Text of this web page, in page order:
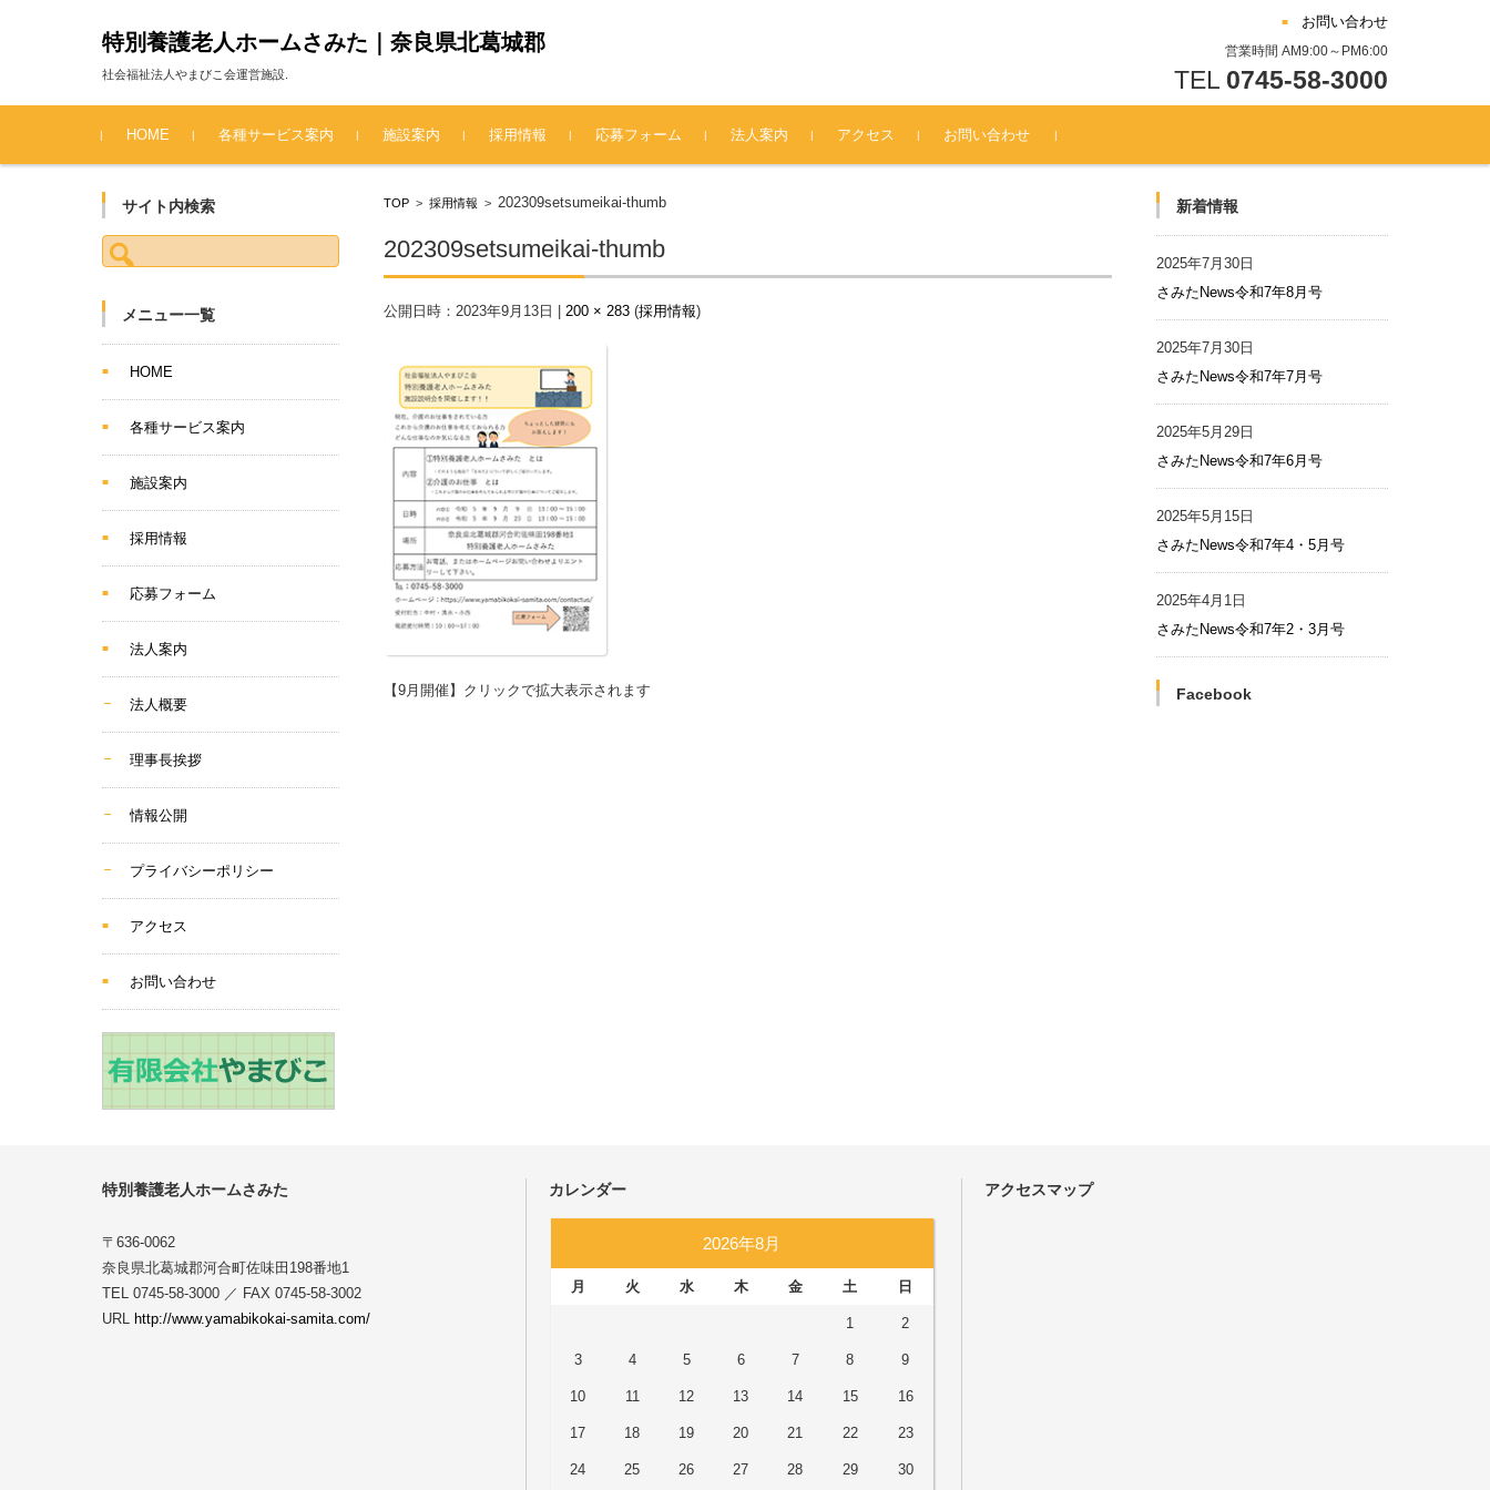
特別養護老人ホームさみた｜奈良県北葛城郡
社会福祉法人やまびこ会運営施設.
お問い合わせ
営業時間 AM9:00～PM6:00
TEL 0745-58-3000
コンテンツに移動
HOME
各種サービス案内 施設案内 採用情報 応募フォーム 法人案内 アクセス お問い合わせ
TOP >採用情報 > 202309setsumeikai-thumb
202309setsumeikai-thumb
公開日時：2023年9月13日 |200 × 283 (採用情報)
【9月開催】クリックで拡大表示されます
サイト内検索
検索:
メニュー一覧
HOME
各種サービス案内
施設案内
採用情報
応募フォーム
法人案内
法人概要
理事長挨拶
情報公開
プライバシーポリシー
アクセス
お問い合わせ
新着情報
2025年7月30日
さみたNews令和7年8月号
2025年7月30日
さみたNews令和7年7月号
2025年5月29日
さみたNews令和7年6月号
2025年5月15日
さみたNews令和7年4・5月号
2025年4月1日
さみたNews令和7年2・3月号
Facebook
特別養護老人ホームさみた
〒636-0062
奈良県北葛城郡河合町佐味田198番地1
TEL 0745-58-3000 ／ FAX 0745-58-3002
URL http://www.yamabikokai-samita.com/
カレンダー
2026年8月
月 火 水 木 金 土 日
1 2
3 4 5 6 7 8 9
10 11 12 13 14 15 16
17 18 19 20 21 22 23
24 25 26 27 28 29 30
アクセスマップ